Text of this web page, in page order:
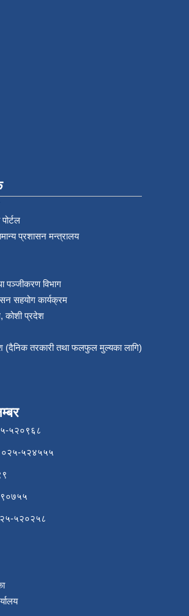
प्रशासन मन्त्रालय
पञ्‍जीकरण विभाग
सहयोग कार्यक्रम
कोशी प्रदेश
(दैनिक तरकारी तथा फलफुल मुल्यका लागि)
५२०९६८
०२५-५२४५५५
५२०२५८